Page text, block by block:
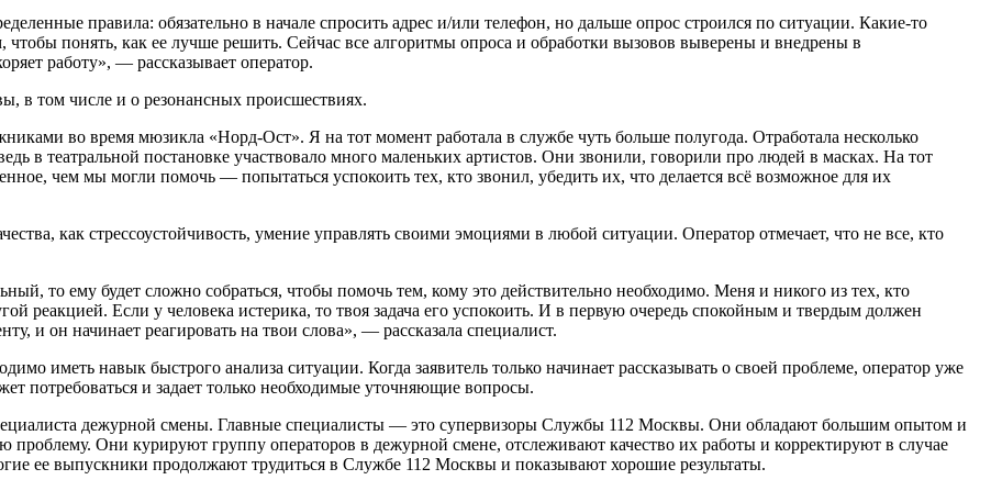
правила: обязательно в начале спросить адрес и/или телефон, но дальше опрос строился по ситуации. Какие-то
понять, как ее лучше решить. Сейчас все алгоритмы опроса и обработки вызовов выверены и внедрены в
работу», — рассказывает оператор.
в том числе и о резонансных происшествиях.
во время мюзикла «Норд-Ост». Я на тот момент работала в службе чуть больше полугода. Отработала несколько
в театральной постановке участвовало много маленьких артистов. Они звонили, говорили про людей в масках. На тот
чем мы могли помочь — попытаться успокоить тех, кто звонил, убедить их, что делается всё возможное для их
как стрессоустойчивость, умение управлять своими эмоциями в любой ситуации. Оператор отмечает, что не все, кто
то ему будет сложно собраться, чтобы помочь тем, кому это действительно необходимо. Меня и никого из тех, кто
реакцией. Если у человека истерика, то твоя задача его успокоить. И в первую очередь спокойным и твердым должен
и он начинает реагировать на твои слова», — рассказала специалист.
иметь навык быстрого анализа ситуации. Когда заявитель только начинает рассказывать о своей проблеме, оператор уже
потребоваться и задает только необходимые уточняющие вопросы.
дежурной смены. Главные специалисты — это супервизоры Службы 112 Москвы. Они обладают большим опытом и
Они курируют группу операторов в дежурной смене, отслеживают качество их работы и корректируют в случае
ее выпускники продолжают трудиться в Службе 112 Москвы и показывают хорошие результаты.